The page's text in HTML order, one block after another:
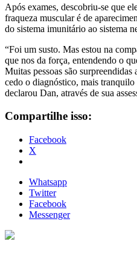
Após exames, descobriu-se que
fraqueza muscular é de
do sistema imunitário ao sistema
“Foi um susto. Mas estou na
que nos da força, entendendo o
Muitas pessoas são
cedo o diagnóstico, mais tranquilo
declarou Dan, através de sua
Compartilhe isso:
Facebook
X
Whatsapp
Twitter
Facebook
Messenger